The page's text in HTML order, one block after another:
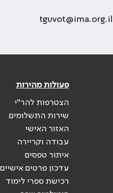
tguvot@ima.org.il
פעולות מהירות
הצטרפות להר"י
שירות התשלומים
האזור האישי
עבודה וקריירה
איתור טפסים
עדכון פרטים אישיים
רכישת ספרי לימוד